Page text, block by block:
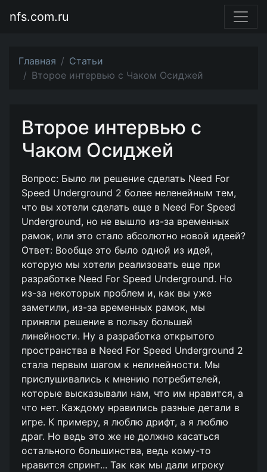
nfs.com.ru
Главная
Статьи
Второе интервью с Чаком Осиджей
Второе интервью с
Чаком Осиджей
Вопрос: Было ли решение сделать Need For
Speed Underground 2 более неленейным тем,
что вы хотели сделать еще в Need For Speed
Underground, но не вышло из-за временных
рамок, или это стало абсолютно новой идеей?
Ответ: Вообще это было одной из идей,
которую мы хотели реализовать еще при
разработке Need For Speed Underground. Но
из-за некоторых проблем и, как вы уже
заметили, из-за временных рамок, мы
приняли решение в пользу большей
линейности. Ну а разработка открытого
пространства в Need For Speed Underground 2
стала первым шагом к нелинейности. Мы
прислушивались к мнению потребителей,
которые высказывали нам, что им нравится, а
что нет. Каждому нравились разные детали в
игре. К примеру, я люблю дрифт, а я люблю
драг. Но ведь это же не должно касаться
остального большинства, ведь кому-то
нравится спринт... Так как мы дали игроку